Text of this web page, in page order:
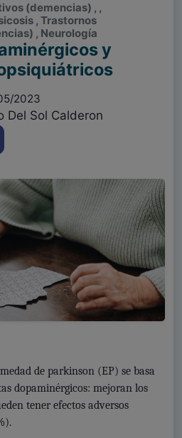
(demencias) , ,
, Trastornos
, Neurología
y
2023
Del Sol Calderon
de parkinson (EP) se basa
dopaminérgicos: mejoran los
tener efectos adversos